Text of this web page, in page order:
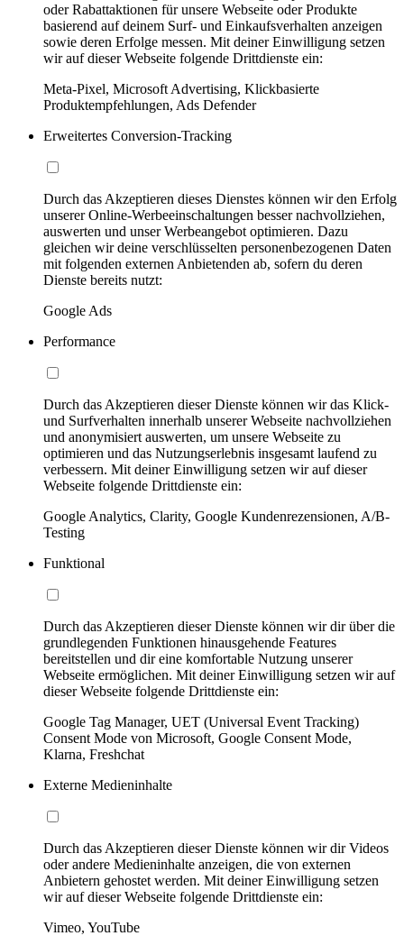
oder Rabattaktionen für unsere Webseite oder Produkte
basierend auf deinem Surf- und Einkaufsverhalten anzeigen
sowie deren Erfolge messen. Mit deiner Einwilligung setzen
wir auf dieser Webseite folgende Drittdienste ein:
Meta-Pixel, Microsoft Advertising, Klickbasierte
Produktempfehlungen, Ads Defender
Erweitertes Conversion-Tracking
Durch das Akzeptieren dieses Dienstes können wir den Erfolg
unserer Online-Werbeeinschaltungen besser nachvollziehen,
auswerten und unser Werbeangebot optimieren. Dazu
gleichen wir deine verschlüsselten personenbezogenen Daten
mit folgenden externen Anbietenden ab, sofern du deren
Dienste bereits nutzt:
Google Ads
Performance
Durch das Akzeptieren dieser Dienste können wir das Klick-
und Surfverhalten innerhalb unserer Webseite nachvollziehen
und anonymisiert auswerten, um unsere Webseite zu
optimieren und das Nutzungserlebnis insgesamt laufend zu
verbessern. Mit deiner Einwilligung setzen wir auf dieser
Webseite folgende Drittdienste ein:
Google Analytics, Clarity, Google Kundenrezensionen, A/B-
Testing
Funktional
Durch das Akzeptieren dieser Dienste können wir dir über die
grundlegenden Funktionen hinausgehende Features
bereitstellen und dir eine komfortable Nutzung unserer
Webseite ermöglichen. Mit deiner Einwilligung setzen wir auf
dieser Webseite folgende Drittdienste ein:
Google Tag Manager, UET (Universal Event Tracking)
Consent Mode von Microsoft, Google Consent Mode,
Klarna, Freshchat
Externe Medieninhalte
Durch das Akzeptieren dieser Dienste können wir dir Videos
oder andere Medieninhalte anzeigen, die von externen
Anbietern gehostet werden. Mit deiner Einwilligung setzen
wir auf dieser Webseite folgende Drittdienste ein:
Vimeo, YouTube